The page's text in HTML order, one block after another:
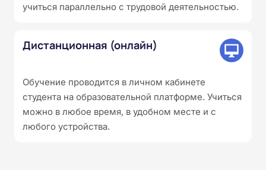
учиться параллельно с трудовой деятельностью.
Дистанционная (онлайн)
Обучение проводится в личном кабинете
студента на образовательной платформе. Учиться
можно в любое время, в удобном месте и с
любого устройства.